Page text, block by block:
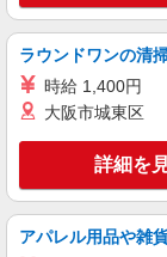
代 ・残業代
キープ
株式会社グロップ
ラウンドワンの清
時給 1,400円
大阪市城東区
詳細を
アパレル用品や雑